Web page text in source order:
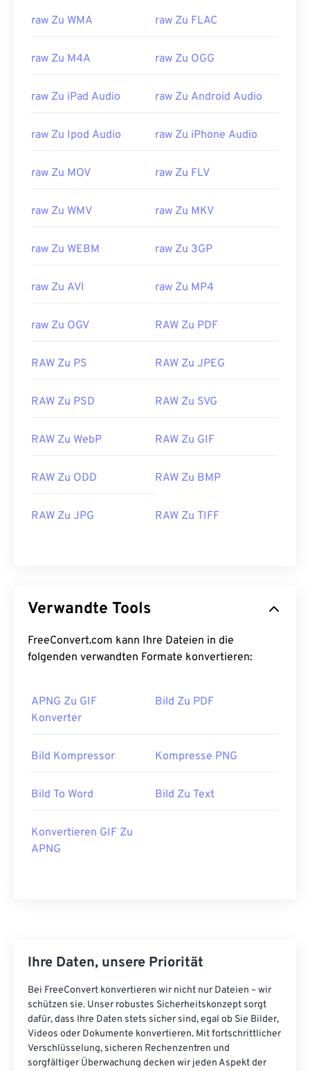
raw Zu WMA raw Zu FLAC
raw Zu M4A raw Zu OGG
raw Zu iPad Audio raw Zu Android Audio
raw Zu Ipod Audio raw Zu iPhone Audio
raw Zu MOV raw Zu FLV
raw Zu WMV raw Zu MKV
raw Zu WEBM raw Zu 3GP
raw Zu AVI raw Zu MP4
raw Zu OGV RAW Zu PDF
RAW Zu PS RAW Zu JPEG
RAW Zu PSD RAW Zu SVG
RAW Zu WebP RAW Zu GIF
RAW Zu ODD RAW Zu BMP
RAW Zu JPG RAW Zu TIFF
Verwandte Tools
FreeConvert.com kann Ihre Dateien in die
folgenden verwandten Formate konvertieren:
APNG Zu GIF
Konverter
Bild Zu PDF
Bild Kompressor Kompresse PNG
Bild To Word Bild Zu Text
Konvertieren GIF Zu
APNG
Ihre Daten, unsere Priorität
Bei FreeConvert konvertieren wir nicht nur Dateien – wir
schützen sie. Unser robustes Sicherheitskonzept sorgt
dafür, dass Ihre Daten stets sicher sind, egal ob Sie Bilder,
Videos oder Dokumente konvertieren. Mit fortschrittlicher
Verschlüsselung, sicheren Rechenzentren und
sorgfältiger Überwachung decken wir jeden Aspekt der